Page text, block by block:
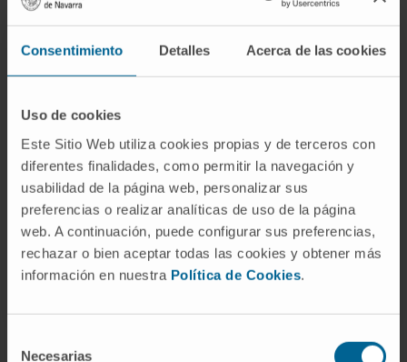
Consentimiento Detalles Acerca de las cookies
Uso de cookies
Este Sitio Web utiliza cookies propias y de terceros con
diferentes finalidades, como permitir la navegación y
usabilidad de la página web, personalizar sus
preferencias o realizar analíticas de uso de la página
web. A continuación, puede configurar sus preferencias,
rechazar o bien aceptar todas las cookies y obtener más
información en nuestra Política de Cookies.
Necesarias
causar dolor abdominal agudo y, en casos
La evaluación de la túnica albugínea puede
imagen, como la ecografía, la tomografía
computarizada o la resonancia magnética, que
pueden visualizar la anatomía de la túnica
albugínea y detectar la presencia de placas,
lesiones o anomalías.
© Clínica Universidad de Navarra 2023